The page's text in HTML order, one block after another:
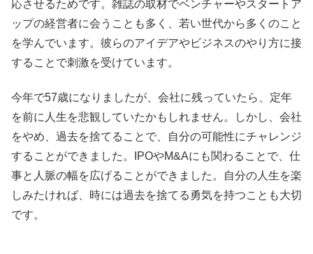
応させるためです。雑誌の取材でベンチャーやスタートア
ップの経営者に会うことも多く、若い世代から多くのこと
を学んでいます。彼らのアイデアやビジネスのやり方に接
することで刺激を受けています。
今年で57歳になりましたが、会社に残っていたら、定年
を前に人生を悲観していたかもしれません。しかし、会社
をやめ、過去を捨てることで、自分の可能性にチャレンジ
することができました。IPOやM&Aにも関わることで、仕
事と人脈の幅を広げることができました。自分の人生を楽
しみたければ、時には過去を捨てる勇気を持つことも大切
です。